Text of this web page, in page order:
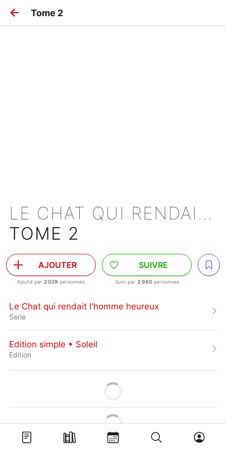
Tome 2
LE CHAT QUI RENDAIT L'HOMME HEUREUX
TOME 2
AJOUTER
Ajouté par 2 029 personnes
SUIVRE
Suivi par 3 980personnes
Le Chat qui rendait l'homme heureux
Serie
Edition simple • Soleil
Edition